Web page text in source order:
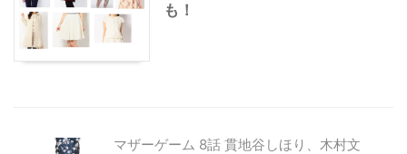
も！
マザーゲーム 8話 貫地谷しほり、木村文